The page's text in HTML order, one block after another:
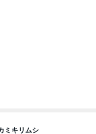
ミキリムシ